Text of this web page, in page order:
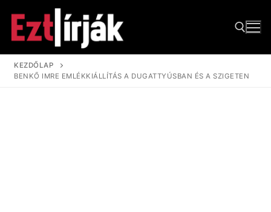
tartalomra
Keresése:
KEZDŐLAP
BENKŐ IMRE EMLÉKKIÁLLÍTÁS A DUGATTYÚSBAN ÉS A SZIGETEN